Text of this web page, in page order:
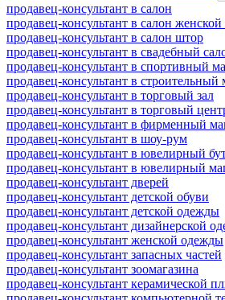
продавец-консультант в салон
продавец-консультант в салон
продавец-консультант в салон штор
продавец-консультант в свадебный
продавец-консультант в спортивный
продавец-консультант в строительный
продавец-консультант в торговый зал
продавец-консультант в торговый
продавец-консультант в фирменный
продавец-консультант в шоу-рум
продавец-консультант в ювелирный
продавец-консультант в ювелирный
продавец-консультант дверей
продавец-консультант детской обуви
продавец-консультант детской одежды
продавец-консультант дизайнерской
продавец-консультант женской одежды
продавец-консультант запасных частей
продавец-консультант зоомагазина
продавец-консультант керамической